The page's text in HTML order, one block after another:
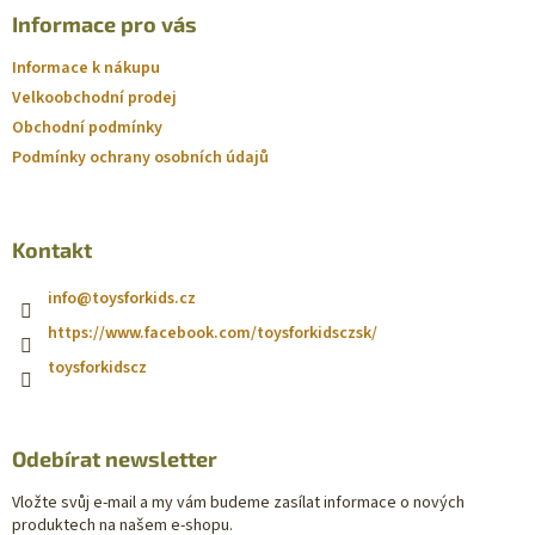
Informace pro vás
Informace k nákupu
Velkoobchodní prodej
Obchodní podmínky
Podmínky ochrany osobních údajů
Kontakt
info@toysforkids.cz
https://www.facebook.com/toysforkidsczsk/
toysforkidscz
Odebírat newsletter
Vložte svůj e-mail a my vám budeme zasílat informace o nových
produktech na našem e-shopu.